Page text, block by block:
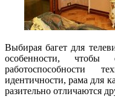
Выбирая багет для
особенности, чтобы
работоспособности
идентичности, рама для
разительно отличаются